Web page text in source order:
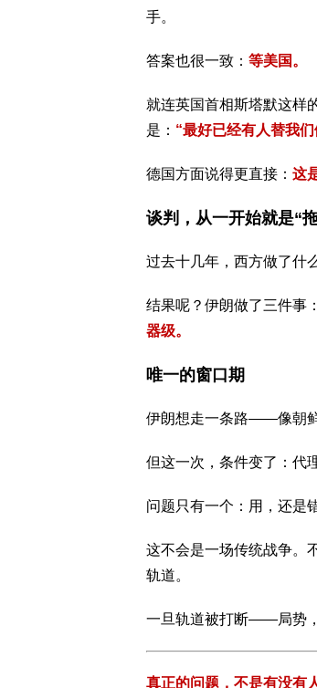
手。
答案也很一致： 等美国。
就连英国首相斯塔默这样
是： “最好已经有人替我们
德国方面说得更直接： 这
谈判，从一开始就是“
过去十几年，西方做了什
结果呢？伊朗做了三件
器级。
唯一的窗口期
伊朗想走一条路——像朝
但这一次，条件变了：代
问题只有一个：用，还是
这不会是一场传统战争。
轨道。
一旦轨道被打断——局势，
真正的问题，不是有没有